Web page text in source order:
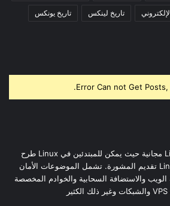
تاريخ لينكس تاريخ يونكس
Error Can not Get
قبعة الاخطاء مدونة Linux مجانية حيث يمكن للمبتدئين في Linux طرح
الأسئلة ويمكن لخبراء Linux تقديم المشورة. تشمل الموضوعات الأمان
الويب والاستضافة السحابية والخوادم المخصصة